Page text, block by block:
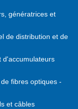
génératrices et
de distribution et de
d'accumulateurs
fibres optiques -
et câbles